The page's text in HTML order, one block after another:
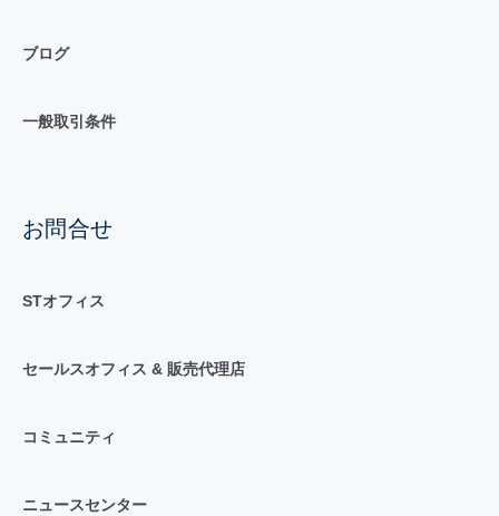
ブログ
一般取引条件
お問合せ
STオフィス
セールスオフィス & 販売代理店
コミュニティ
ニュースセンター